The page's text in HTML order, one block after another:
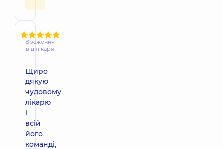
Враження
від лікаря
Щиро
дякую
чудовому
лікарю
і
всій
його
команді,